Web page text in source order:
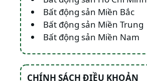
Bất động sản Miền Bắc
Bất động sản Miền Trung
Bất động sản Miền Nam
CHÍNH SÁCH ĐIỀU KHOẢN